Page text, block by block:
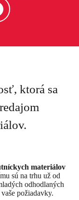
ktorá sa
materiálov
sú na trhu už od
odhodlaných
požiadavky.